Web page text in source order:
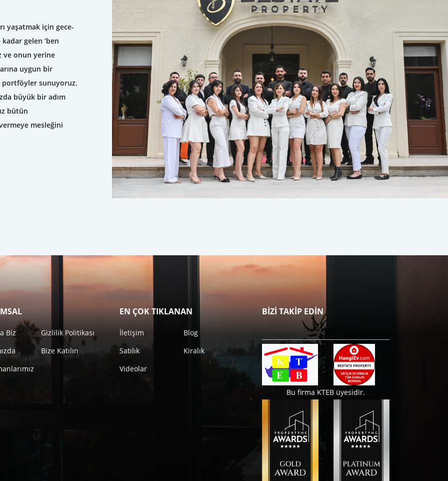
yaşatmak için gece-
gelen ‘ben
ve onun yerine
uygun bir
portföyler sunuyoruz.
büyük bir adım
bütün
mesleğini
Biz
Gizlilik Politikası
Bize Katılın
EN ÇOK TIKLANAN
İletişim
Blog
Satılık
Kiralık
Videolar
BİZİ TAKİP EDİN
Bu firma KTEB üyesidir.